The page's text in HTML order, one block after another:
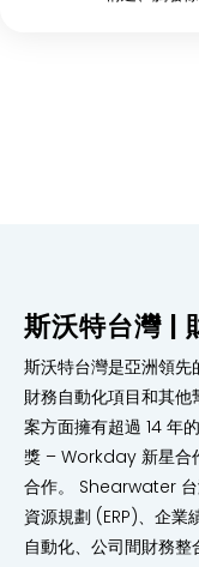
斯沃特台灣 |
斯沃特台灣是亞洲領
財務自動化項目和其
案方面擁有超過 14 年
獎 – Workday 新星合
合作。 Shearwater 台
資源規劃 (ERP)、企業
自動化、公司間財務整